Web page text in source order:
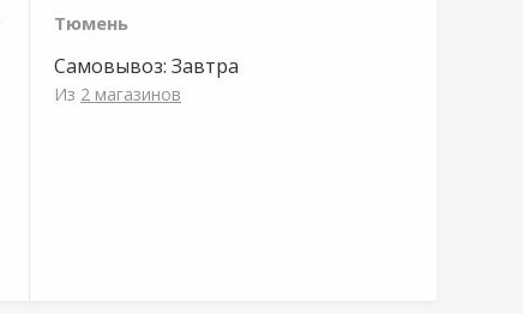
Тюмень
Самовывоз: Завтра
Из 2 магазинов